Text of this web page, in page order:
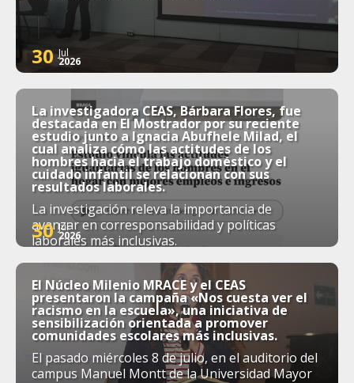
30 Jul
2026
La investigadora CEAS, Bárbara Flores, fue
destacada en El Mostrador por su reciente
estudio junto a Ignacia Abufhele Milad, el
cual analiza cómo las actitudes de los
hombres hacia el trabajo doméstico y el
cuidado infantil se relacionan con sus
resultados laborales.
La investigación releva la importancia de
avanzar en corresponsabilidad y políticas
laborales más inclusivas.
30 Jul
2026
El Núcleo Milenio MRACE y el CEAS
presentaron la campaña «Nos cuesta ver el
racismo en la escuela», una iniciativa de
sensibilización orientada a promover
comunidades escolares más inclusivas.
El pasado miércoles 8 de julio, en el auditorio del
campus Manuel Montt de la Universidad Mayor